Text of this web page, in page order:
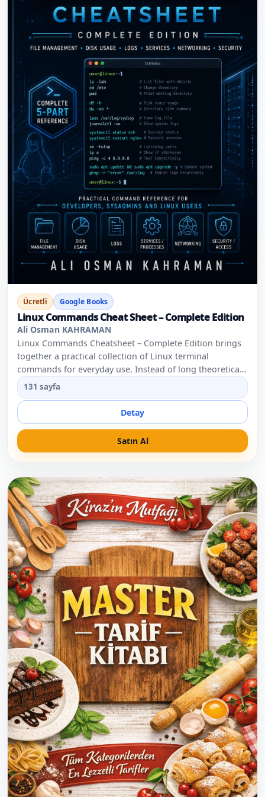
Ücretli Google Books
Linux Commands Cheat Sheet – Complete Edition
Ali Osman KAHRAMAN
Linux Commands Cheatsheet – Complete Edition brings
together a practical collection of Linux terminal
commands for everyday use. Instead of long theoretical
explanations, this book focuses on clear command
examples, short descriptions and real-world usage
scenarios. It is designed for developers, system
administrators, DevOps beginners, hosting users and
anyone who wants to become more confident in the
Linux command line. This complete edition includes five
process management, network connections, open ports,
live traffic analysis and security/access management
commands. Whether you are learning Linux, managing
servers, troubleshooting a service or checking system
status, this book is designed to be a fast reference you
can return to whenever you need a command quickly.
131 sayfa
Detay
Satın Al